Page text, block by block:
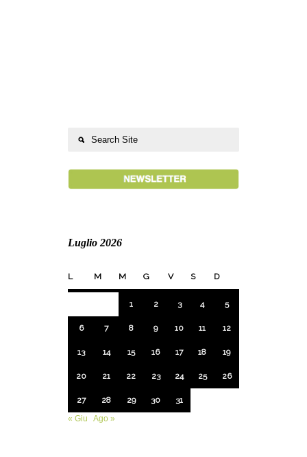
Luglio 2026
L M M G V S D
1 2 3 4 5
6 7 8 9 10 11 12
13 14 15 16 17 18 19
20 21 22 23 24 25 26
27 28 29 30
31
« Giu
Ago »